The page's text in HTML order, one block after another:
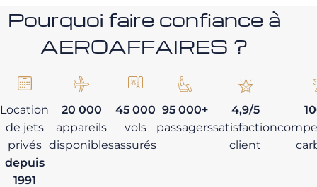
Pourquoi faire confiance à
AEROAFFAIRES ?
Location
de jets
privés
depuis
1991
20 000
appareils
disponibles
45 000
vols
assurés
95 000+
passagers
4,9/5
satisfaction
client